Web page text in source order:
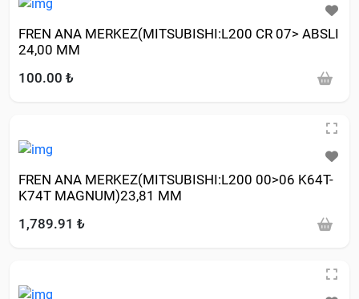
FREN ANA MERKEZ(MITSUBISHI:L200 CR 07> ABSLI
24,00 MM
100.00 ₺
FREN ANA MERKEZ(MITSUBISHI:L200 00>06 K64T-
K74T MAGNUM)23,81 MM
1,789.91 ₺